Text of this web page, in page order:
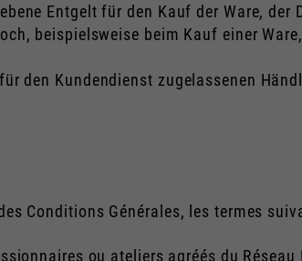
Entgelt für den Kauf der Ware,
beispielsweise beim Kauf einer
den Kundendienst zugelassenen
Conditions Générales, les termes
ou ateliers agréés du